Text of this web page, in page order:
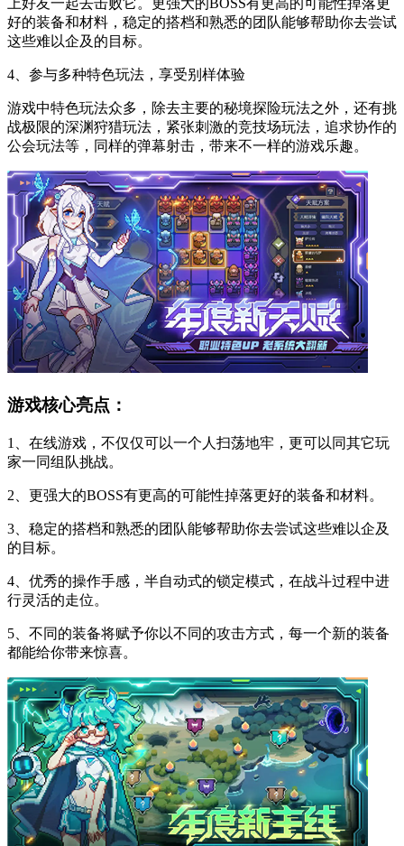
上好友一起去击败它。更强大的BOSS有更高的可能性掉落更
好的装备和材料，稳定的搭档和熟悉的团队能够帮助你去尝试
这些难以企及的目标。
4、参与多种特色玩法，享受别样体验
游戏中特色玩法众多，除去主要的秘境探险玩法之外，还有挑
战极限的深渊狩猎玩法，紧张刺激的竞技场玩法，追求协作的
公会玩法等，同样的弹幕射击，带来不一样的游戏乐趣。
游戏核心亮点：
1、在线游戏，不仅仅可以一个人扫荡地牢，更可以同其它玩
家一同组队挑战。
2、更强大的BOSS有更高的可能性掉落更好的装备和材料。
3、稳定的搭档和熟悉的团队能够帮助你去尝试这些难以企及
的目标。
4、优秀的操作手感，半自动式的锁定模式，在战斗过程中进
行灵活的走位。
5、不同的装备将赋予你以不同的攻击方式，每一个新的装备
都能给你带来惊喜。